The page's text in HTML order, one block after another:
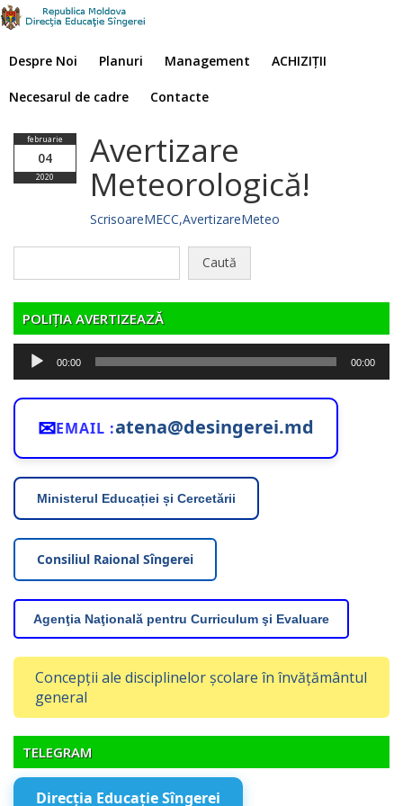
Despre Noi Planuri Management ACHIZIȚII
Necesarul de cadre Contacte
februarie
04
2020
Avertizare
Meteorologică!
ScrisoareMECC,AvertizareMeteo
POLIȚIA AVERTIZEAZĂ
Player
audio
00:00 00:00
✉EMAIL :atena@desingerei.md
Ministerul Educației și Cercetării
Consiliul Raional Sîngerei
Agenţia Naţională pentru Curriculum şi Evaluare
Concepții ale disciplinelor școlare în învățământul
general
TELEGRAM
Direcția Educație Sîngerei